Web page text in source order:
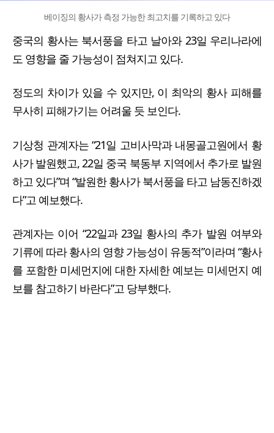
베이징의 황사가 측정 가능한 최고치를 기록하고 있다
중국의 황사는 북서풍을 타고 날아와 23일 우리나라에
도 영향을 줄 가능성이 점쳐지고 있다.
정도의 차이가 있을 수 있지만, 이 최악의 황사 피해를
무사히 피해가기는 어려울 듯 보인다.
기상청 관계자는 “21일 고비사막과 내몽골고원에서 황
사가 발원했고, 22일 중국 북동부 지역에서 추가로 발원
하고 있다”며 “발원한 황사가 북서풍을 타고 남동진하겠
다”고 예보했다.
관계자는 이어 “22일과 23일 황사의 추가 발원 여부와
기류에 따라 황사의 영향 가능성이 유동적”이라며 “황사
를 포함한 미세먼지에 대한 자세한 예보는 미세먼지 예
보를 참고하기 바란다”고 당부했다.